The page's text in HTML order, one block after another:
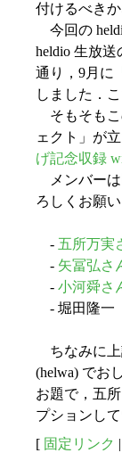
付けるべき
今回の
heldio 生放
通り，9月に
しました．
そもそもこ
ェクト」が
げ記念収録
メンバーは
ろしくお願い
- 五所万実
- 矢冨弘さ
- 小河舜さ
- 堀田隆一
ちなみに上
(helwa) でお
お題で，五
プションし
[ 固定リンク |